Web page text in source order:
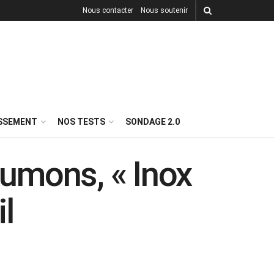
Nous contacter Nous soutenir
NOS TESTS SONDAGE 2.0
« Inox